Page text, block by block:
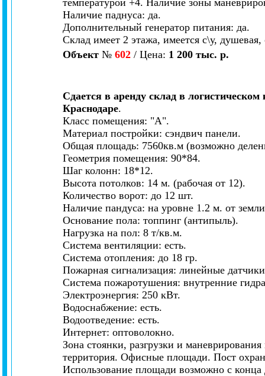
температурой +4. Наличие зоны
Наличие паднуса: да.
Дополнительный генератор питания: да.
Склад имеет 2 этажа, имеется с\у,
Объект № 602 / Цена: 1 200 тыс. р.
Сдается в аренду склад в
Краснодаре.
Класс помещения: "А".
Материал постройки: сэндвич панели.
Общая площадь: 7560кв.м (возможно
Геометрия помещения: 90*84.
Шаг колонн: 18*12.
Высота потолков: 14 м. (рабочая от 12).
Количество ворот: до 12 шт.
Наличие пандуса: на уровне 1.2 м. от
Основание пола: топпинг (антипыль).
Нагрузка на пол: 8 т/кв.м.
Система вентиляции: есть.
Система отопления: до 18 гр.
Пожарная сигнализация: линейные
Система пожаротушения: внутренние
Электроэнергия: 250 кВт.
Водоснабжение: есть.
Водоотведение: есть.
Интернет: оптоволокно.
Зона стоянки, разгрузки и
территория. Офисные площади. Пост
Использование площади возможно с